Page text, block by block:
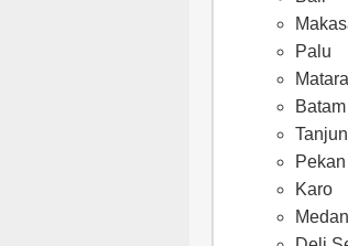
Palu
Batam
Karo
Medan